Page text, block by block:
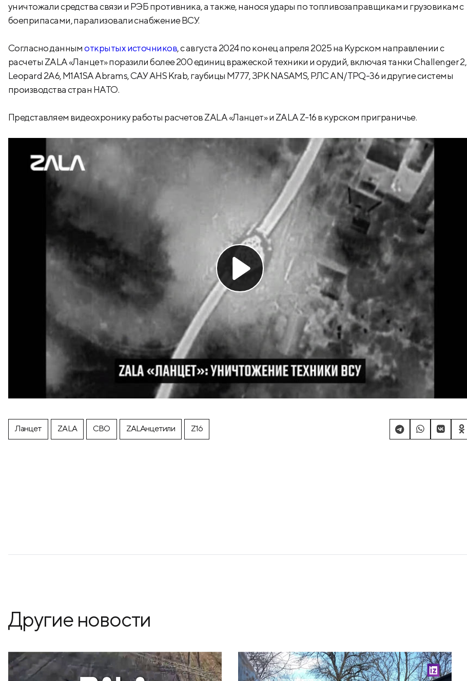
уничтожали средства связи и РЭБ противника, а также, нанося удары по топливозаправщикам и грузовикам с
боеприпасами, парализовали снабжение ВСУ.
Согласно даннымоткрытых источников, с августа 2024 по конец апреля 2025 на Курском направлении с
расчеты ZALA «Ланцет» поразили более 200 единиц вражеской техники и орудий, включая танки Challenger 2,
Leopard 2A6, M1A1SA Abrams, САУ AHS Krab, гаубицы M777, ЗРК NASAMS, РЛС AN/TPQ-36 и другие системы
производства стран НАТО.
Представляем видеохронику работы расчетов ZALA «Ланцет» и ZALA Z-16 в курском приграничье.
Ланцет ZALA СВО ZALAнцетили Z16
Другие новости